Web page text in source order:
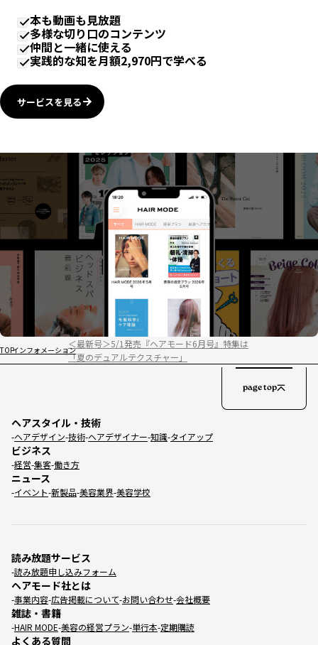
本も動画も見放題
多様な切り口のコンテンツ
仲間と一緒に使える
実践的な知を月額2,970円で学べる
サービスを見る
TOPインフォメーション
＜最新号＞5/1発売『ヘアモード6月号』特集は
「夏のデュアルテクスチャー」
ヘアスタイル・技術
ヘアデザイン 技術 ヘアデザイナー 知識 タイアップ
ビジネス
経営 集客 働き方
ニュース
イベント 新製品 美容業界 美容学校
読み放題サービス
読み放題申し込みフォーム
ヘアモード社とは
事業内容 広告掲載について お問い合わせ 会社概要
雑誌・書籍
HAIR MODE 美容の経営プラン 単行本 定期購読
よくある質問
page top